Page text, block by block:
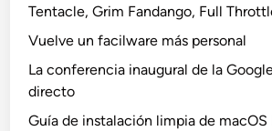
Tentacle, Grim Fandango, Full
Vuelve un facilware más personal
La conferencia inaugural de la
directo
Guía de instalación limpia de